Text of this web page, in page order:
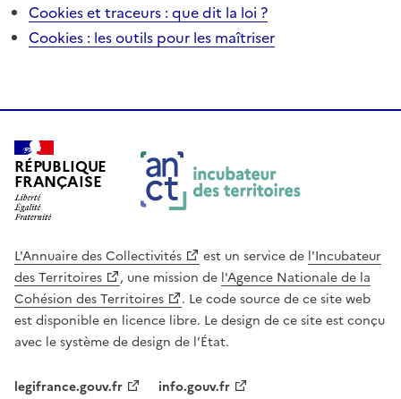
Cookies et traceurs : que dit la loi ?
Cookies : les outils pour les maîtriser
RÉPUBLIQUE
FRANÇAISE
L'Annuaire des Collectivités est un service de l'Incubateur
des Territoires
, une mission de l'Agence Nationale de la
Cohésion des Territoires
. Le code source de ce site web
est disponible en licence libre. Le design de ce site est conçu
avec le système de design de l’État.
legifrance.gouv.fr
info.gouv.fr